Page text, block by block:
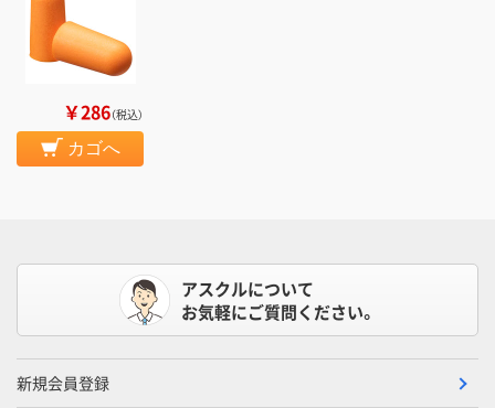
￥286（税込）
カゴへ
アスクルについて
お気軽にご質問ください。
新規会員登録